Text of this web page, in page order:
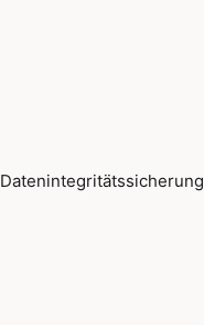
Datenintegritätssicherung